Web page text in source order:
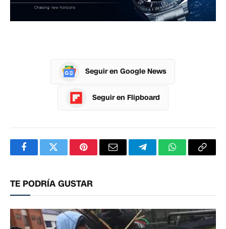
Seguir en Google News
Seguir en Flipboard
FacebookTwitterPinterestCorreoTelegramWhatsApp
TE PODRÍA GUSTAR